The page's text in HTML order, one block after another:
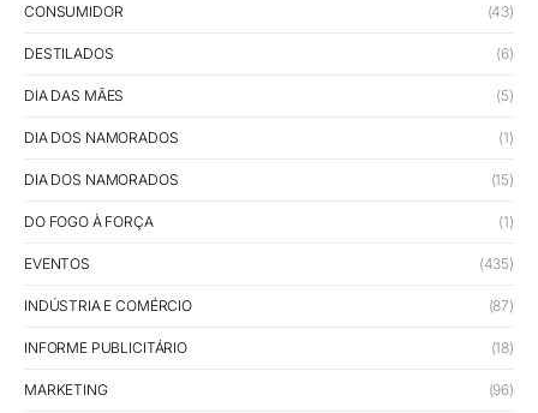
CONSUMIDOR (43)
DESTILADOS (6)
DIA DAS MÃES (5)
DIA DOS NAMORADOS (1)
DIA DOS NAMORADOS (15)
DO FOGO À FORÇA (1)
EVENTOS (435)
INDÚSTRIA E COMÉRCIO (87)
INFORME PUBLICITÁRIO (18)
MARKETING (96)